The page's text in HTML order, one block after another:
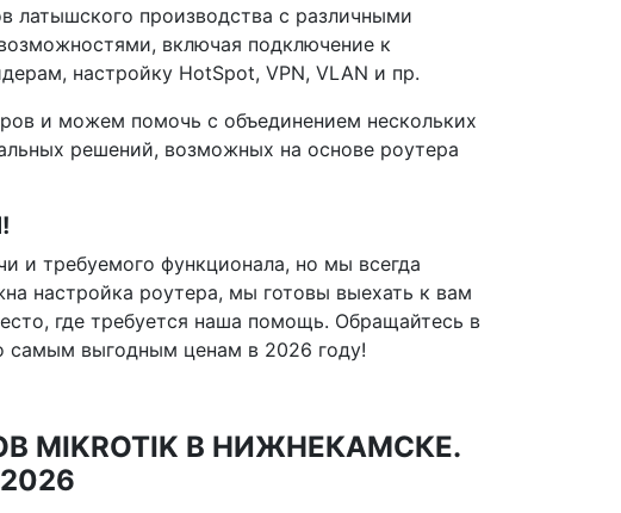
латышского производства с различными
включая подключение к
настройку HotSpot, VPN, VLAN и пр.
и можем помочь с объединением нескольких
решений, возможных на основе роутера
и требуемого функционала, но мы всегда
настройка роутера, мы готовы выехать к вам
где требуется наша помощь. Обращайтесь в
самым выгодным ценам в 2026 году!
MIKROTIK В НИЖНЕКАМСКЕ.